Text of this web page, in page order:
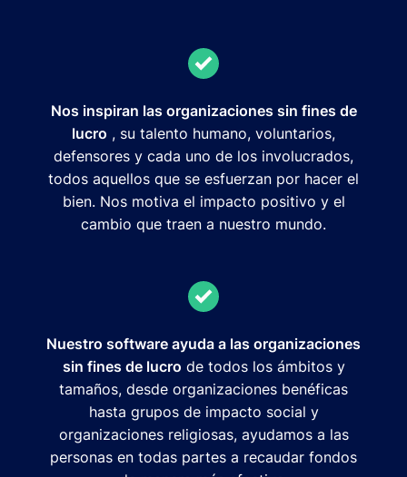
Nos inspiran las organizaciones sin fines de
lucro , su talento humano, voluntarios,
defensores y cada uno de los involucrados,
todos aquellos que se esfuerzan por hacer el
bien. Nos motiva el impacto positivo y el
cambio que traen a nuestro mundo.
Nuestro software ayuda a las organizaciones
sin fines de lucro de todos los ámbitos y
tamaños, desde organizaciones benéficas
hasta grupos de impacto social y
organizaciones religiosas, ayudamos a las
personas en todas partes a recaudar fondos